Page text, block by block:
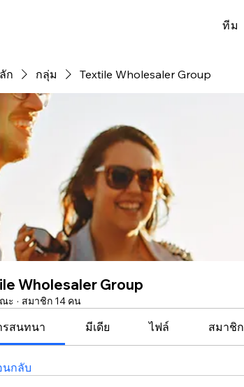
ทีม
ก กลุ่ม Textile Wholesaler Group
Wholesaler Group
ะ · สมาชิก 14 คน
รสนทนา มีเดีย ไฟล์ สมาชิก
นกลับ